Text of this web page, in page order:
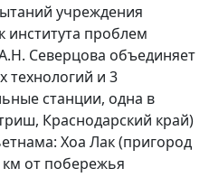
учреждения
института проблем
Северцова объединяет
технологий и 3
станции, одна в
Краснодарский край)
Хоа Лак (пригород
км от побережья